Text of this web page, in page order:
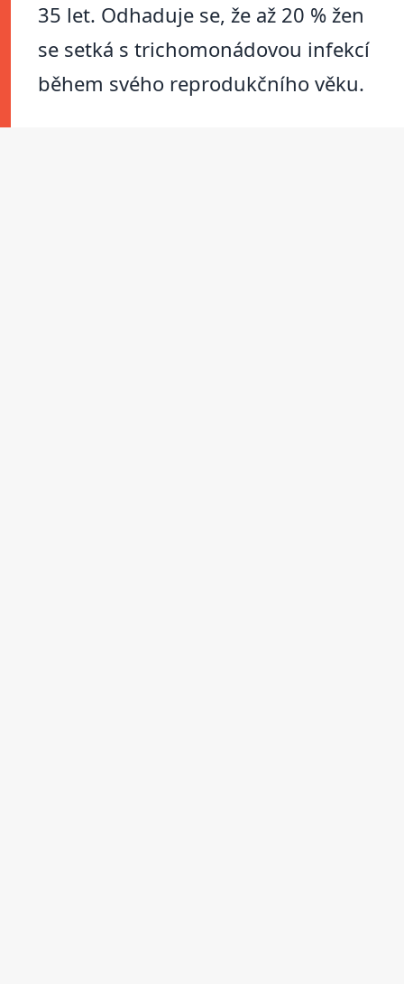
35 let. Odhaduje se, že až 20 % žen
se setká s trichomonádovou infekcí
během svého reprodukčního věku.